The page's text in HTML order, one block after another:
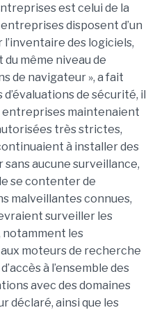
est celui de la
disposent d’un
des logiciels,
même niveau de
de navigateur », a fait
de sécurité, il
maintenaient
très strictes,
à installer des
aucune surveillance,
se contenter de
malveillantes connues,
surveiller les
notamment les
moteurs de recherche
à l’ensemble des
avec des domaines
déclaré, ainsi que les